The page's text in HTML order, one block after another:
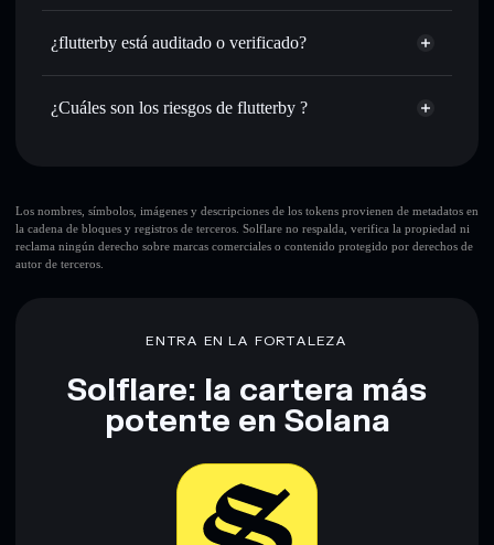
Enviar de forma privada: transferir $FLUTTERBY sin
privacidad integrado de Solflare
Hacer un seguimiento en tiempo real: monitorizar el
precio, volumen, capitalización de mercado y liquidez de
$FLUTTERBY
Solflare
agregador de privacidad
flutterby
¿flutterby está auditado o verificado?
flutterby no está verificado actualmente
¿Cuáles son los riesgos de flutterby ?
10 principales carteras
flutterby
sola cartera
flutterby
Descargo de responsabilidad: Esta información tiene
únicamente fines educativos y no constituye asesoramiento
proporcionados por rugcheck.xyz.
Los nombres, símbolos, imágenes y descripciones de los tokens provienen de metadatos en
la cadena de bloques y registros de terceros. Solflare no respalda, verifica la propiedad ni
reclama ningún derecho sobre marcas comerciales o contenido protegido por derechos de
autor de terceros.
ENTRA EN LA FORTALEZA
Solflare: la cartera más
potente en Solana